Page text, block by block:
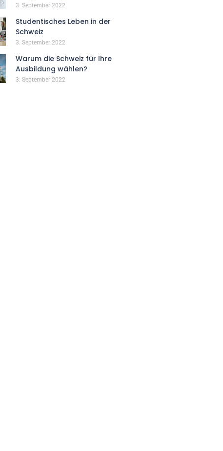
3. September 2022
Studentisches Leben in der
Schweiz
3. September 2022
Warum die Schweiz für Ihre
Ausbildung wählen?
3. September 2022